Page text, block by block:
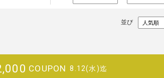
並び
COUPON 8.12(水)迄